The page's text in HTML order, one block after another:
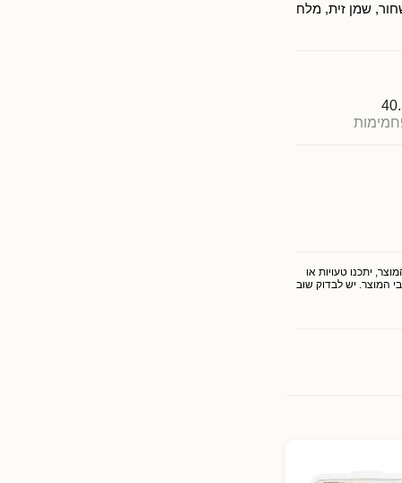
שמן זית, מלח
יתכנו טעויות או
המוצר. יש לבדוק שוב